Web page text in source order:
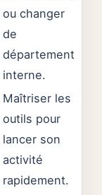
ou changer
de
département
interne.
Maîtriser les
outils pour
lancer son
activité
rapidement.